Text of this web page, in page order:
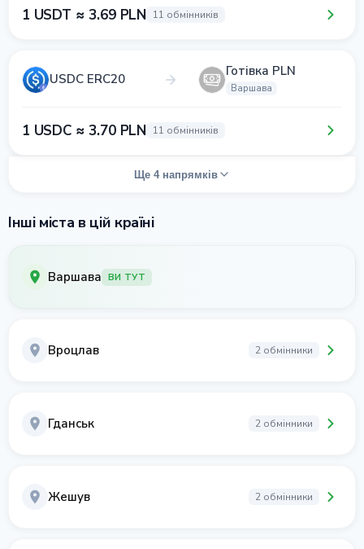
1 USDT ≈ 3.69 PLN 11 обмінників
USDC ERC20 Готівка PLN
Варшава
1 USDC ≈ 3.70 PLN 11 обмінників
Ще 4 напрямків
Інші міста в цій країні
Варшава ВИ ТУТ
Вроцлав 2 обмінники
Гданськ 2 обмінники
Жешув 2 обмінники